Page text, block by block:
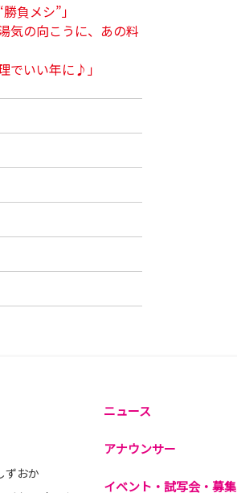
負メシ”」
気の向こうに、あの料
でいい年に♪」
ずおか
ニュース
アナウンサー
イベント・試写会・募集